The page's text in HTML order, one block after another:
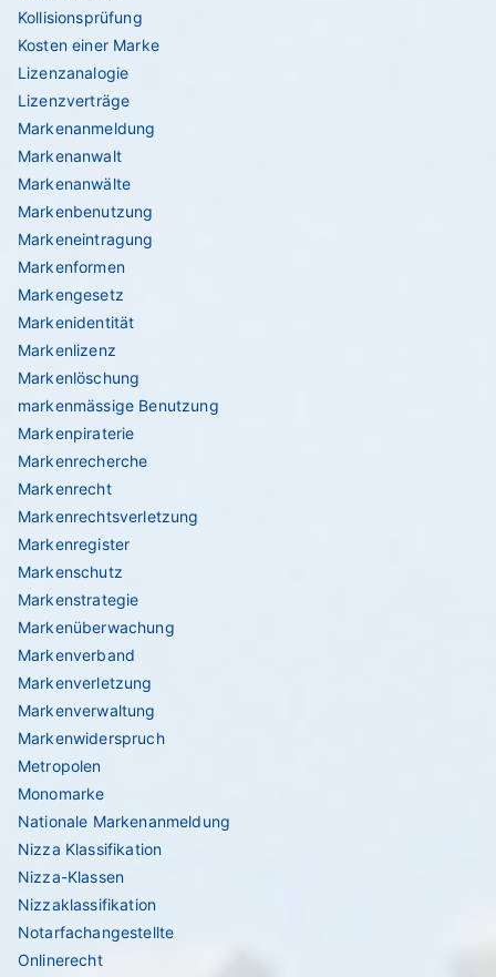
Kollisionsprüfung
Kosten einer Marke
Lizenzanalogie
Lizenzverträge
Markenanmeldung
Markenanwalt
Markenanwälte
Markenbenutzung
Markeneintragung
Markenformen
Markengesetz
Markenidentität
Markenlizenz
Markenlöschung
markenmässige Benutzung
Markenpiraterie
Markenrecherche
Markenrecht
Markenrechtsverletzung
Markenregister
Markenschutz
Markenstrategie
Markenüberwachung
Markenverband
Markenverletzung
Markenverwaltung
Markenwiderspruch
Metropolen
Monomarke
Nationale Markenanmeldung
Nizza Klassifikation
Nizza-Klassen
Nizzaklassifikation
Notarfachangestellte
Onlinerecht